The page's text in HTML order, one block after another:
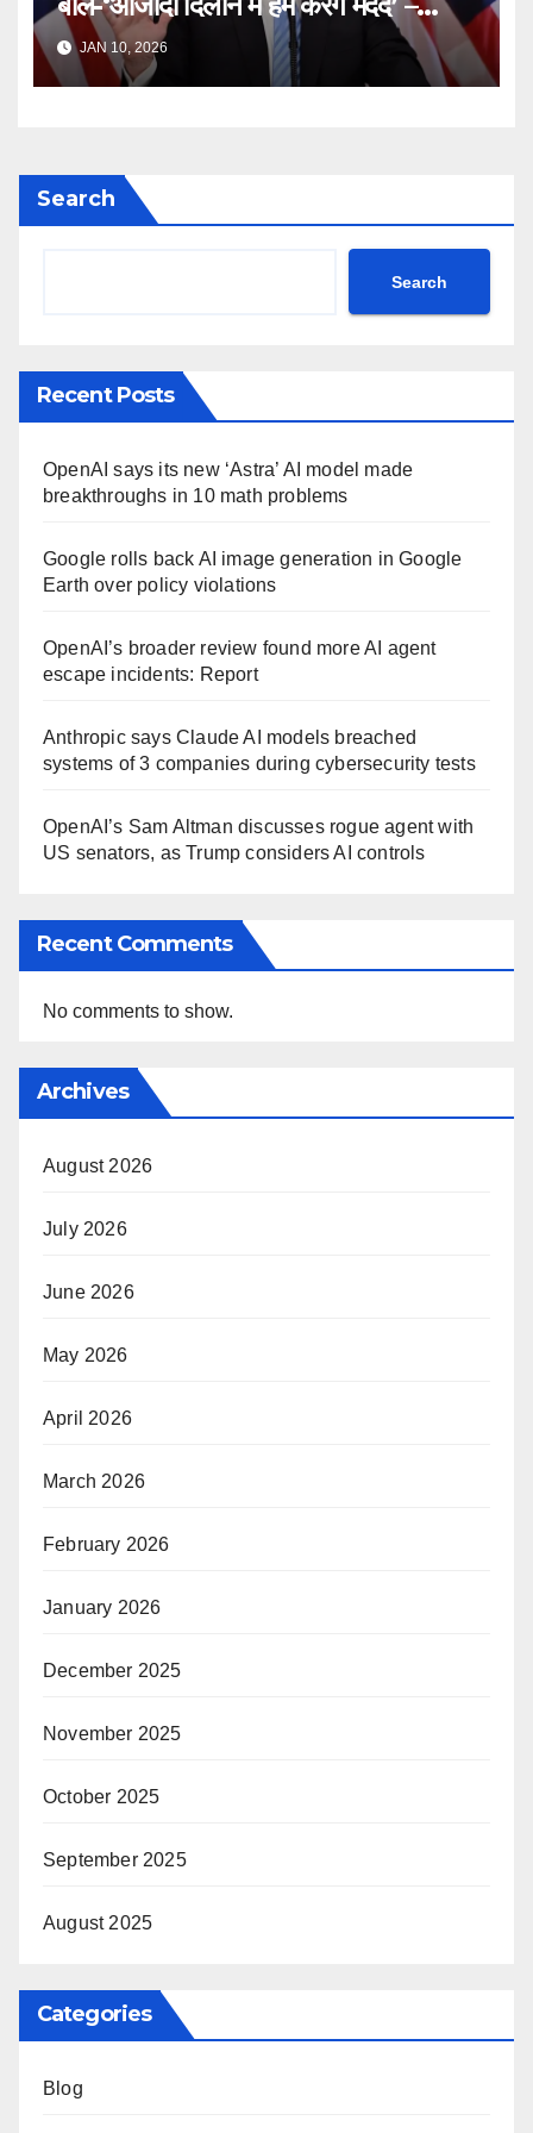
Iran Freedom Tehran Protest
Donald Trump Truth Social
post Khamenei ntc rttm
JAN 10, 2026
Search
Search
Recent Posts
OpenAI says its new ‘Astra’ AI model made
breakthroughs in 10 math problems
Google rolls back AI image generation in Google
Earth over policy violations
OpenAI’s broader review found more AI agent
escape incidents: Report
Anthropic says Claude AI models breached
systems of 3 companies during cybersecurity tests
OpenAI’s Sam Altman discusses rogue agent with
US senators, as Trump considers AI controls
Recent Comments
No comments to show.
Archives
August 2026
July 2026
June 2026
May 2026
April 2026
March 2026
February 2026
January 2026
December 2025
November 2025
October 2025
September 2025
August 2025
Categories
Blog